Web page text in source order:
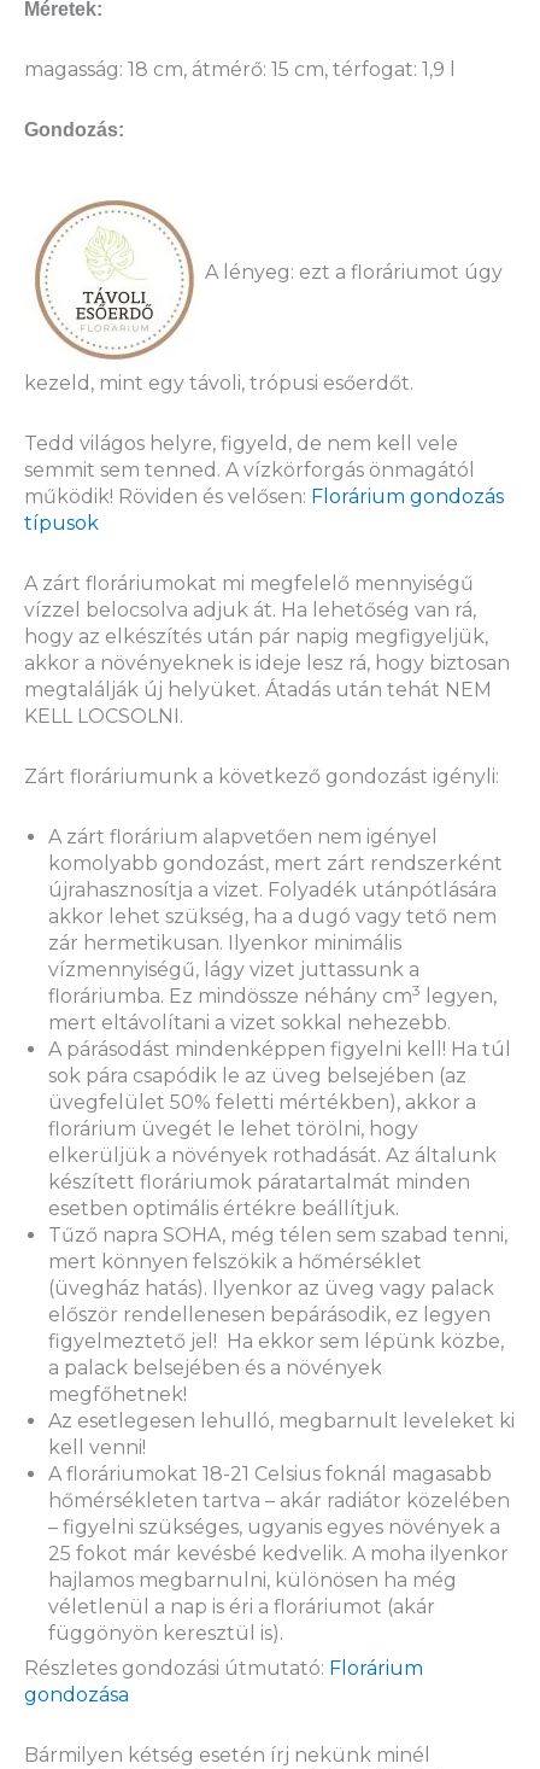
Méretek:
magasság: 18 cm, átmérő: 15 cm, térfogat: 1,9 l
Gondozás:
A lényeg: ezt a floráriumot úgy
kezeld, mint egy távoli, trópusi esőerdőt.
Tedd világos helyre, figyeld, de nem kell vele
semmit sem tenned. A vízkörforgás önmagától
működik! Röviden és velősen: Florárium gondozás
típusok
A zárt floráriumokat mi megfelelő mennyiségű
vízzel belocsolva adjuk át. Ha lehetőség van rá,
hogy az elkészítés után pár napig megfigyeljük,
akkor a növényeknek is ideje lesz rá, hogy biztosan
megtalálják új helyüket. Átadás után tehát NEM
KELL LOCSOLNI.
Zárt floráriumunk a következő gondozást igényli:
A zárt florárium alapvetően nem igényel
komolyabb gondozást, mert zárt rendszerként
újrahasznosítja a vizet. Folyadék utánpótlására
akkor lehet szükség, ha a dugó vagy tető nem
zár hermetikusan. Ilyenkor minimális
vízmennyiségű, lágy vizet juttassunk a
floráriumba. Ez mindössze néhány cm3
legyen,
mert eltávolítani a vizet sokkal nehezebb.
A párásodást mindenképpen figyelni kell! Ha túl
sok pára csapódik le az üveg belsejében (az
üvegfelület 50% feletti mértékben), akkor a
florárium üvegét le lehet törölni, hogy
elkerüljük a növények rothadását. Az általunk
készített floráriumok páratartalmát minden
esetben optimális értékre beállítjuk.
Tűző napra SOHA, még télen sem szabad tenni,
mert könnyen felszökik a hőmérséklet
(üvegház hatás). Ilyenkor az üveg vagy palack
először rendellenesen bepárásodik, ez legyen
figyelmeztető jel! Ha ekkor sem lépünk közbe,
a palack belsejében és a növények
megfőhetnek!
Az esetlegesen lehulló, megbarnult leveleket ki
kell venni!
A floráriumokat 18-21 Celsius foknál magasabb
hőmérsékleten tartva – akár radiátor közelében
– figyelni szükséges, ugyanis egyes növények a
25 fokot már kevésbé kedvelik. A moha ilyenkor
hajlamos megbarnulni, különösen ha még
véletlenül a nap is éri a floráriumot (akár
függönyön keresztül is).
Részletes gondozási útmutató: Florárium
gondozása
Bármilyen kétség esetén írj nekünk minél